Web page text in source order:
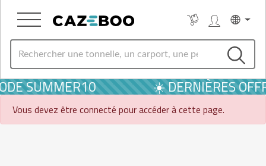
SUMMER10 ☀️ DERNIÈRES
Vous devez être connecté pour accéder à cette page.